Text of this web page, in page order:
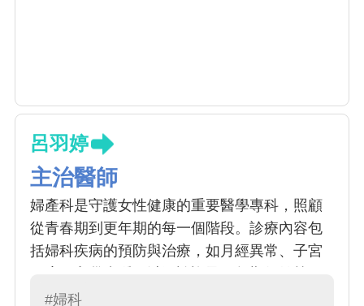
呂羽婷
主治醫師
婦產科是守護女性健康的重要醫學專科，照顧
從青春期到更年期的每一個階段。診療內容包
括婦科疾病的預防與治療，如月經異常、子宮
同時也涵蓋孕期產檢、分娩與產後照護。未
#婦科